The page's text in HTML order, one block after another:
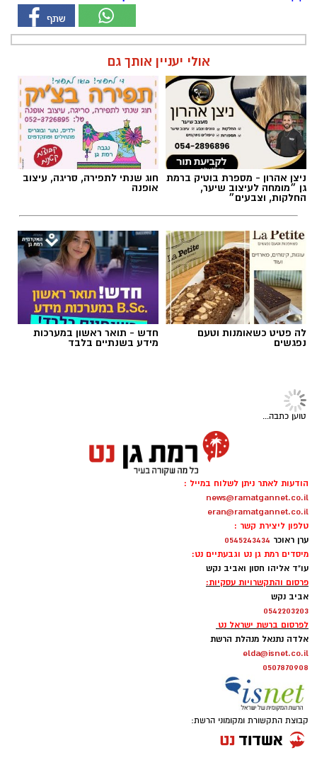
ניצן אהרון - מספרת בוטיק ברמת
גן ״מומחה לעיצוב שיער,
החלקות, וצבעים״
חוג שנתי לתפירה, סריגה, עיצוב
אופנה
לה פטיט כשאומנות וטעם
נפגשים
חדש - תואר ראשון במערכות
מידע בשנתיים בלבד
טוען כתבה...
הודעות לאתר ניתן לשלוח במייל :
eran@ramatgannet.co.il
מיסדים רמת גן נט וגבעתיים נט:
עו"ד אליהו חסון ואביב נקש
פרסום והתקשרויות עסקיות:
אביב נקש
0542203203
לפרסום ברשת ישראל נט
אלדה נתנאל מנהלת הרשת
elda@isnet.co.il
0507870908
קבוצת התקשורת ומקומוני הרשת: